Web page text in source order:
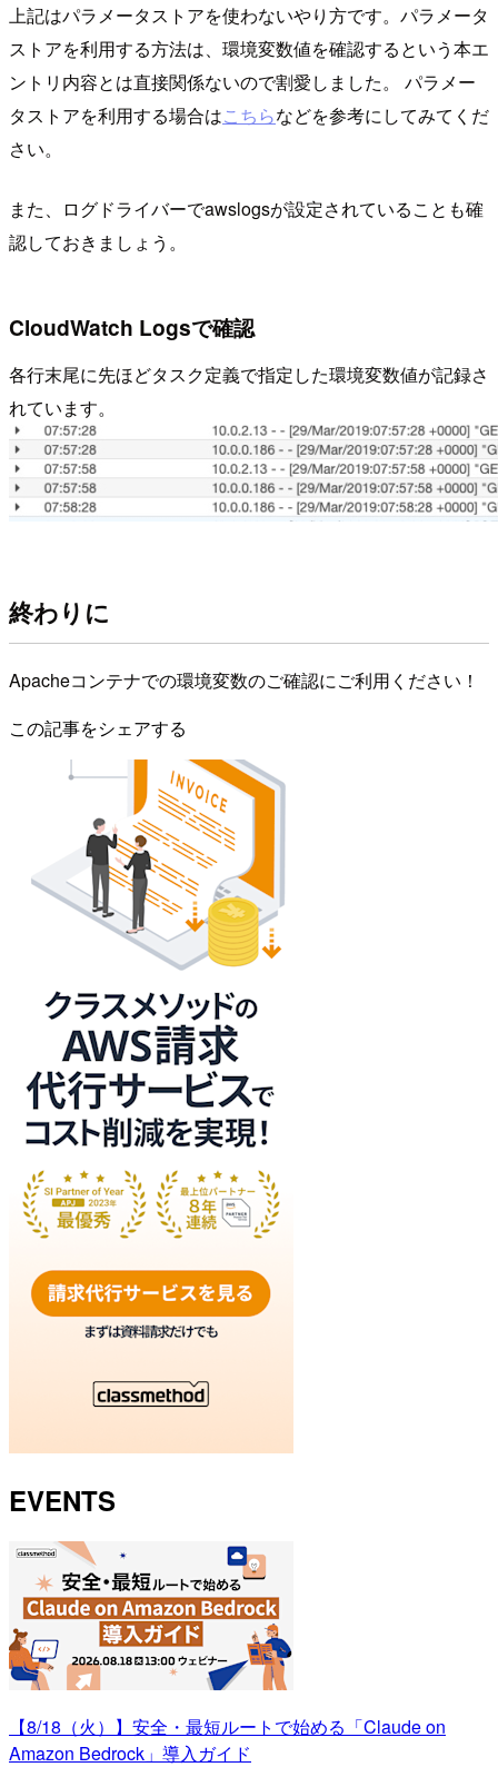
上記はパラメータストアを使わないやり方です。パラメータ
ストアを利用する方法は、環境変数値を確認するという本エ
ントリ内容とは直接関係ないので割愛しました。 パラメー
タストアを利用する場合はこちらなどを参考にしてみてくだ
さい。
また、ログドライバーでawslogsが設定されていることも確
認しておきましょう。
CloudWatch Logsで確認
各行末尾に先ほどタスク定義で指定した環境変数値が記録さ
れています。
終わりに
Apacheコンテナでの環境変数のご確認にご利用ください！
この記事をシェアする
EVENTS
【8/18（火）】安全・最短ルートで始める「Claude on
Amazon Bedrock」導入ガイド